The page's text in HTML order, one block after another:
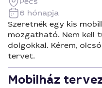
6 hónapja
Szeretnék egy kis
mozgatható. Nem kell
dolgokkal. Kérem,
tervet.
Mobilház